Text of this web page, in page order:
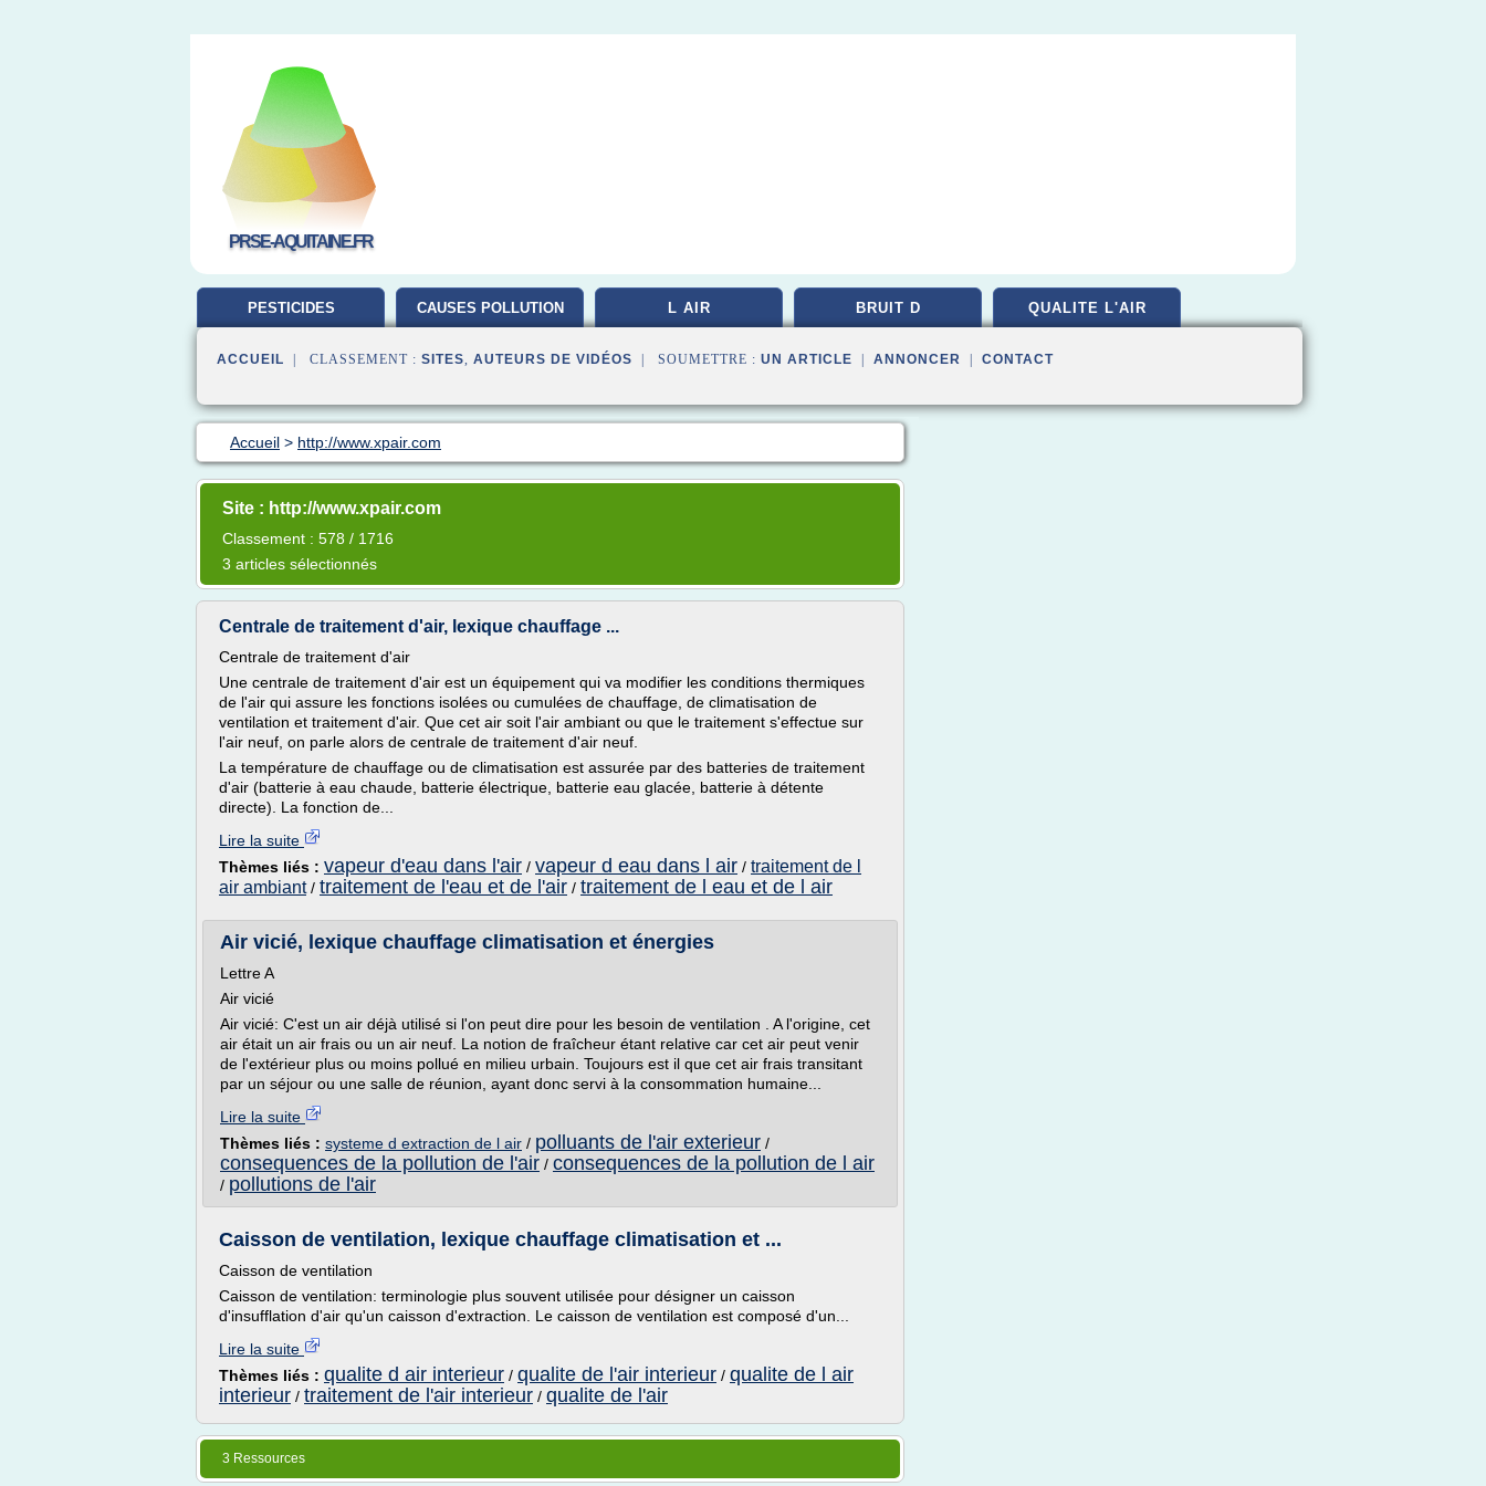
PRSE-AQUITAINE.FR
PESTICIDES CAUSES POLLUTION L AIR BRUIT D QUALITE L'AIR
ACCUEIL | CLASSEMENT : SITES, AUTEURS DE VIDÉOS | SOUMETTRE : UN ARTICLE ANNONCER CONTACT
Accueil > http://www.xpair.com
Site : http://www.xpair.com
Classement : 578 / 1716
3 articles sélectionnés
Centrale de traitement d'air, lexique chauffage ...
Centrale de traitement d'air
Une centrale de traitement d'air est un équipement qui va modifier les conditions thermiques
de l'air qui assure les fonctions isolées ou cumulées de chauffage, de climatisation de
ventilation et traitement d'air. Que cet air soit l'air ambiant ou que le traitement s'effectue sur
l'air neuf, on parle alors de centrale de traitement d'air neuf.
La température de chauffage ou de climatisation est assurée par des batteries de traitement
d'air (batterie à eau chaude, batterie électrique, batterie eau glacée, batterie à détente
directe). La fonction de...
Lire la suite
Thèmes liés : vapeur d'eau dans l'air / vapeur d eau dans l air / traitement de l
air ambiant/ traitement de l'eau et de l'air / traitement de l eau et de l air
Air vicié, lexique chauffage climatisation et énergies
Lettre A
Air vicié
Air vicié: C'est un air déjà utilisé si l'on peut dire pour les besoin de ventilation . A l'origine, cet
air était un air frais ou un air neuf. La notion de fraîcheur étant relative car cet air peut venir
de l'extérieur plus ou moins pollué en milieu urbain. Toujours est il que cet air frais transitant
par un séjour ou une salle de réunion, ayant donc servi à la consommation humaine...
Lire la suite
Thèmes liés : systeme d extraction de l air / polluants de l'air exterieur /
consequences de la pollution de l'air / consequences de la pollution de l air
/ pollutions de l'air
Caisson de ventilation, lexique chauffage climatisation et ...
Caisson de ventilation
Caisson de ventilation: terminologie plus souvent utilisée pour désigner un caisson
d'insufflation d'air qu'un caisson d'extraction. Le caisson de ventilation est composé d'un...
Lire la suite
Thèmes liés : qualite d air interieur / qualite de l'air interieur / qualite de l air
interieur / traitement de l'air interieur / qualite de l'air
3 Ressources